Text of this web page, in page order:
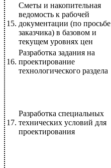
15.
Сметы и накопительная
ведомость к рабочей
документации (по просьбе
заказчика) в базовом и
текущем уровнях цен
16.
Разработка задания на
проектирование
технологического раздела
17.
Разработка специальных
технических условий для
проектирования